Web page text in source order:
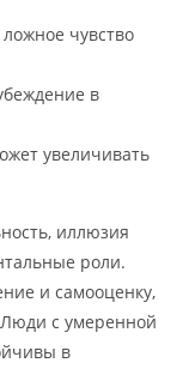
чувство
в
увеличивать
иллюзия
роли.
и самооценку,
с умеренной
в